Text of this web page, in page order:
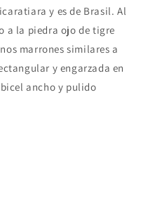
y es de Brasil. Al
a la piedra ojo de tigre
marrones similares a
y engarzada en
ancho y pulido